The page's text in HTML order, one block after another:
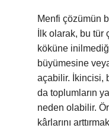
Menfi çözümün
İlk olarak, bu
köküne
büyümesine
açabilir. İkincisi,
da toplumların
neden olabilir.
kârlarını